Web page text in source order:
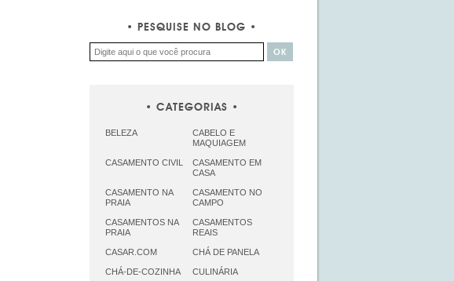
PESQUISE NO BLOG
CATEGORIAS
BELEZA
CABELO E
MAQUIAGEM
CASAMENTO CIVIL
CASAMENTO EM
CASA
CASAMENTO NA
PRAIA
CASAMENTO NO
CAMPO
CASAMENTOS NA
PRAIA
CASAMENTOS
REAIS
CASAR.COM CHÁ DE PANELA
CHÁ-DE-COZINHA CULINÁRIA